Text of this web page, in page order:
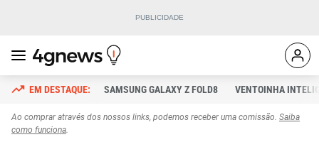
SAMSUNG GALAXY Z FOLD8 VENTOINHA
Ao comprar através dos nossos links, podemos receber uma comissão. Saiba
como funciona.